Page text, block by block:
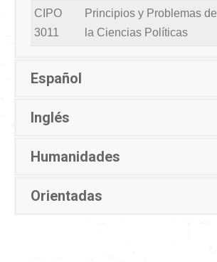
CIPO
3011
Principios y Problemas de
la Ciencias Políticas
Español
Inglés
Humanidades
Orientadas